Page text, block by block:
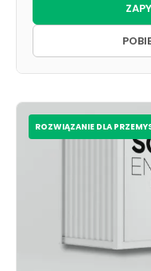
ROZWIĄZANIE DLA